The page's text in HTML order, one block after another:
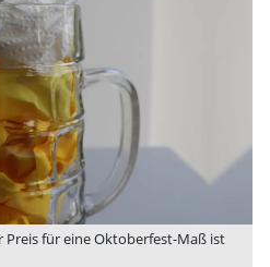
Preis für eine Oktoberfest-Maß ist